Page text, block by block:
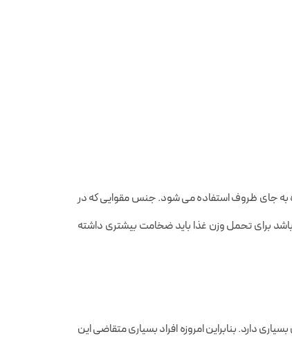
به جای ظروف استفاده می شود. جنس مقوایی که در
برای تحمل وزن غذا باید ضخامت بیشتری داشته
دارد. بنابراین امروزه افراد بسیاری متقاضی این